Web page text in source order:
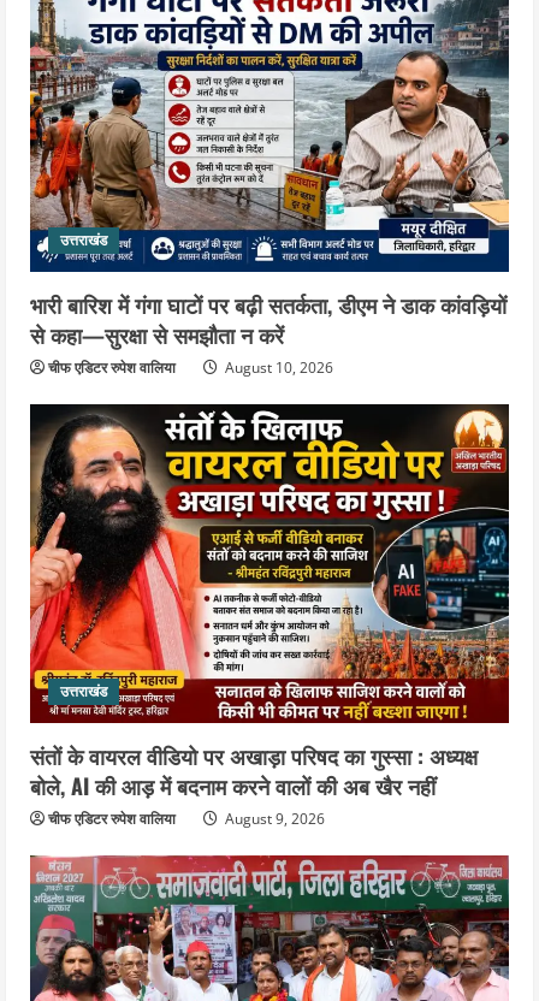
5
उत्तराखंड
स्वतंत्रता दिवस को देशभक्ति और जनभागीदारी
उत्सव के रूप में मनाएं : डा.विशाल गर्ग
August 9, 2026
उत्तराखंड
भारी बारिश में गंगा घाटों पर बढ़ी सतर्कता, डीएम ने डाक कांवड़ियों
से कहा—सुरक्षा से समझौता न करें
चीफ एडिटर रुपेश वालिया August 10, 2026
उत्तराखंड
संतों के वायरल वीडियो पर अखाड़ा परिषद का गुस्सा : अध्यक्ष
बोले, AI की आड़ में बदनाम करने वालों की अब खैर नहीं
चीफ एडिटर रुपेश वालिया August 9, 2026